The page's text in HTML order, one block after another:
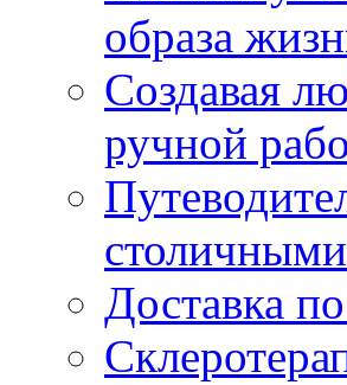
образа
Создавая
ручной
Доставка